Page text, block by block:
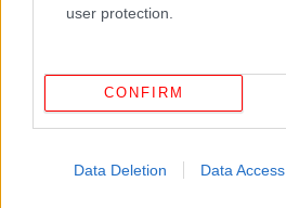
user protection.
CONFIRM
Data Deletion Data Access